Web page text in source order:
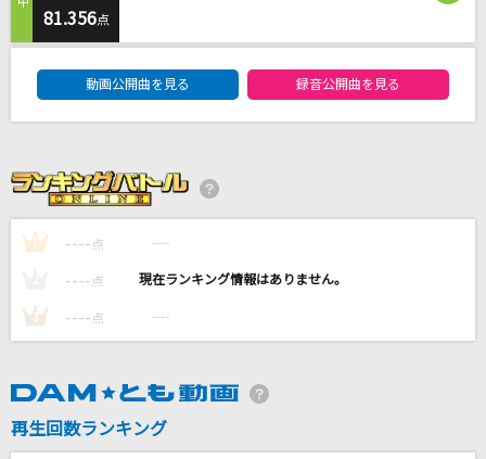
街(Single version)
[生音]LOVE～since 1999～
浜崎あゆみ&つんく
Brand New
Mrs. GREEN APPLE
キューティーハニー
倖田來未
草原の奇跡
風と町
Mrs. GREEN APPLE
81.356点
動画公開曲を見る 録音公開曲を見る
1 ---- 点 ----
---- 点 ----
3 ---- 点 ----
再生回数ランキング